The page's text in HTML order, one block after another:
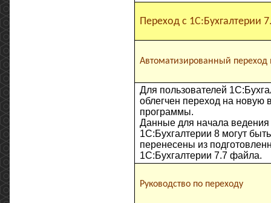
Переход с 1С:Бухгалтерии
Автоматизированный переход
Для пользователей
облегчен переход на новую
программы.
Данные для начала ведения
1С:Бухгалтерии 8 могут
перенесены из
1С:Бухгалтерии 7.7 файла.
Руководство по переходу